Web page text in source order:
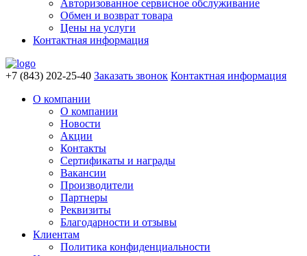
Авторизованное сервисное обслуживание
Обмен и возврат товара
Цены на услуги
Контактная информация
+7 (843) 202-25-40 Заказать звонок Контактная информация
О компании
О компании
Новости
Акции
Контакты
Сертификаты и награды
Вакансии
Производители
Партнеры
Реквизиты
Благодарности и отзывы
Клиентам
Политика конфиденциальности